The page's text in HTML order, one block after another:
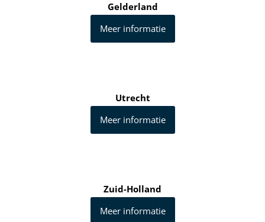
Gelderland
Meer informatie
Utrecht
Meer informatie
Zuid-Holland
Meer informatie